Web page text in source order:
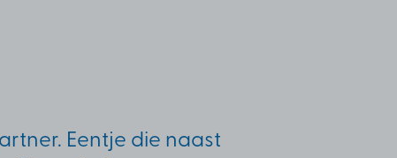
Eentje die naast